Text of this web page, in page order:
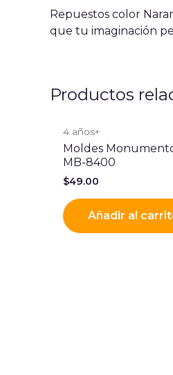
Repuestos color
que tu imaginación
Productos
4 años+
Moldes
MB-8400
$49.00
Añadir al